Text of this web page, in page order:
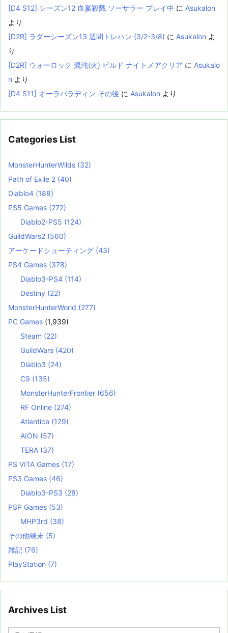
[D4 S12] シーズン12 血宴殺戮 ソーサラー プレイ中 に Asukalon
より
[D2R] ラダーシーズン13 週間トレハン (3/2-3/8) に Asukalon よ
り
[D2R] ウォーロック 混沌(火) ビルド ナイトメアクリア に Asukalo
n より
[D4 S11] オーラパラディン その後 に Asukalon より
Categories List
MonsterHunterWilds (32)
Path of Exile 2 (40)
Diablo4 (188)
PS5 Games (272)
Diablo2-PS5 (124)
GuildWars2 (560)
アーケードシューティング (43)
PS4 Games (378)
Diablo3-PS4 (114)
Destiny (22)
MonsterHunterWorld (277)
PC Games (1,939)
Steam (22)
GuildWars (420)
Diablo3 (24)
C9 (135)
MonsterHunterFrontier (656)
RF Online (274)
Atlantica (129)
AION (57)
TERA (37)
PS VITA Games (17)
PS3 Games (46)
Diablo3-PS3 (28)
PSP Games (53)
MHP3rd (38)
その他端末 (5)
雑記 (76)
PlayStation (7)
Archives List